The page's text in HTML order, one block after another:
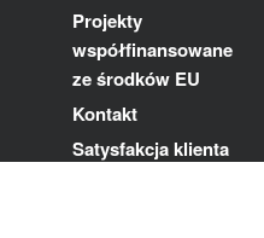
Projekty
współfinansowane
ze środków EU
Kontakt
Satysfakcja klienta